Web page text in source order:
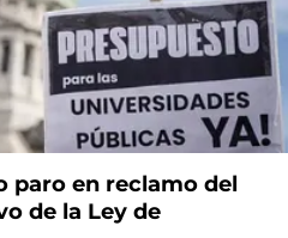
paro en reclamo del
de la Ley de